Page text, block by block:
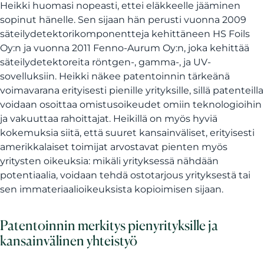
Heikki huomasi nopeasti, ettei eläkkeelle jääminen
sopinut hänelle. Sen sijaan hän perusti vuonna 2009
säteilydetektorikomponentteja kehittäneen HS Foils
Oy:n ja vuonna 2011 Fenno-Aurum Oy:n, joka kehittää
säteilydetektoreita röntgen-, gamma-, ja UV-
sovelluksiin. Heikki näkee patentoinnin tärkeänä
voimavarana erityisesti pienille yrityksille, sillä patenteilla
voidaan osoittaa omistusoikeudet omiin teknologioihin
ja vakuuttaa rahoittajat. Heikillä on myös hyviä
kokemuksia siitä, että suuret kansainväliset, erityisesti
amerikkalaiset toimijat arvostavat pienten myös
yritysten oikeuksia: mikäli yrityksessä nähdään
potentiaalia, voidaan tehdä ostotarjous yrityksestä tai
sen immateriaalioikeuksista kopioimisen sijaan.
Patentoinnin merkitys pienyrityksille ja
kansainvälinen yhteistyö